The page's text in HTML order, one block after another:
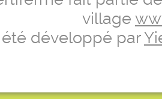
village
été développé par